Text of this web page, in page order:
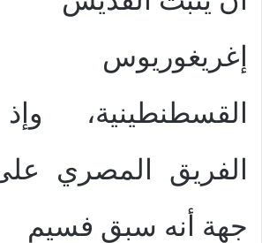
القسطنطينية،
الفريق المصري
جهة أنه سبق فسيم